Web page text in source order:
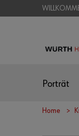
Porträt
Home